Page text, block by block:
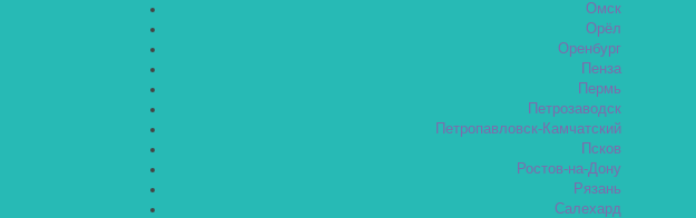
Омск
Орёл
Оренбург
Пенза
Пермь
Петрозаводск
Петропавловск-Камчатский
Псков
Ростов-на-Дону
Рязань
Салехард